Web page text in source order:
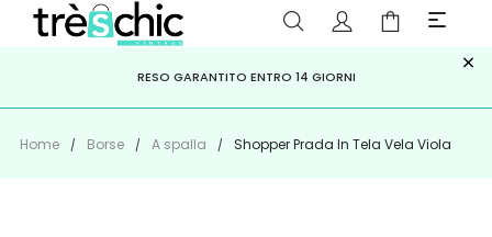
PAGA A RATE CONKLARNA,HEYLIGHT, APPAGO
ISCRIVITI ALLA NEWSLETTER PER NON PERDERE SCONTI E
OFFERTE IMPERDIBILI!
RESO GARANTITO ENTRO 14 GIORNI ×
Home Borse A spalla Shopper Prada In Tela Vela Viola